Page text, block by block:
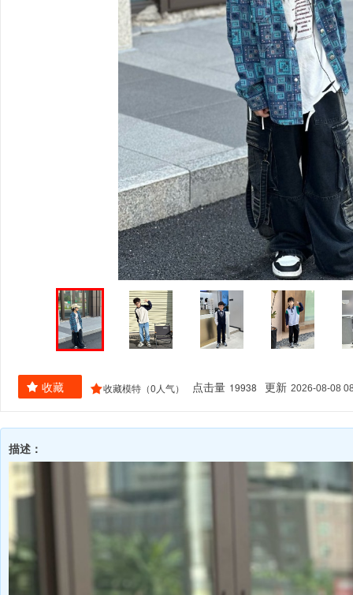
收藏 收藏模特（0 人气） 点击量 19938 更新 2026-08-08
描述：